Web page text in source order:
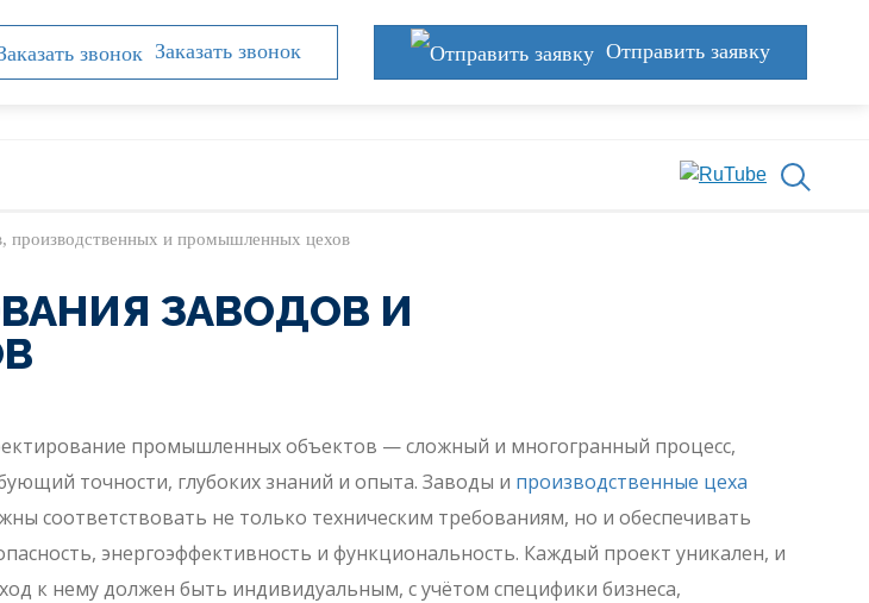
Заказать звонок Отправить заявку
производственных и промышленных цехов
ЗАВОДОВ И
промышленных объектов — сложный и многогранный процесс,
точности, глубоких знаний и опыта. Заводы и производственные цеха
соответствовать не только техническим требованиям, но и обеспечивать
энергоэффективность и функциональность. Каждый проект уникален, и
к нему должен быть индивидуальным, с учётом специфики бизнеса,